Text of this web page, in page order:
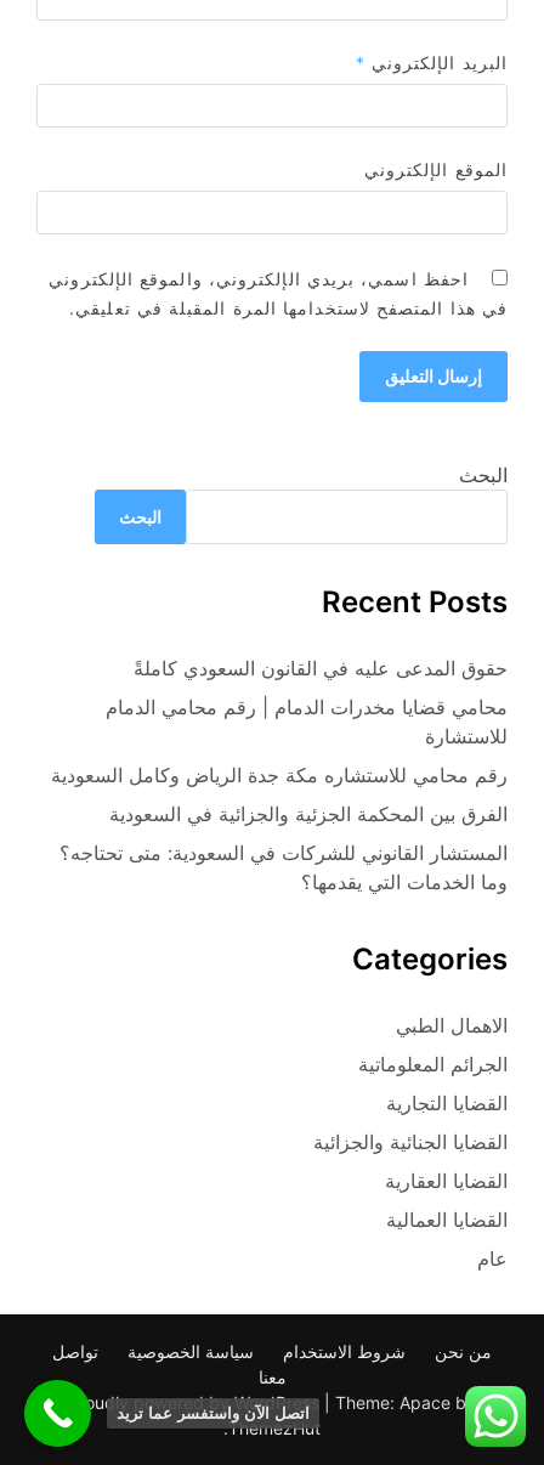
البريد الإلكتروني *
الموقع الإلكتروني
احفظ اسمي، بريدي الإلكتروني، والموقع الإلكتروني
في هذا المتصفح لاستخدامها المرة المقبلة في تعليقي.
البحث
البحث
Recent Posts
حقوق المدعى عليه في القانون السعودي كاملةً
محامي قضايا مخدرات الدمام | رقم محامي الدمام
للاستشارة
رقم محامي للاستشاره مكة جدة الرياض وكامل السعودية
الفرق بين المحكمة الجزئية والجزائية في السعودية
المستشار القانوني للشركات في السعودية: متى تحتاجه؟
وما الخدمات التي يقدمها؟
Categories
الاهمال الطبي
الجرائم المعلوماتية
القضايا التجارية
القضايا الجنائية والجزائية
القضايا العقارية
القضايا العمالية
عام
من نحن شروط الاستخدام سياسة الخصوصية
تواصل
معنا
Proudly powered by WordPress
Theme: Apace by
ThemezHut
.
اتصل الآن واستفسر عما تريد